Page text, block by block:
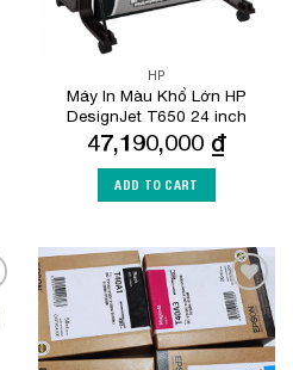
HP
Máy In Màu Khổ Lớn HP
DesignJet T650 24 inch
47,190,000 ₫
ADD TO CART
Add to
Wishlist